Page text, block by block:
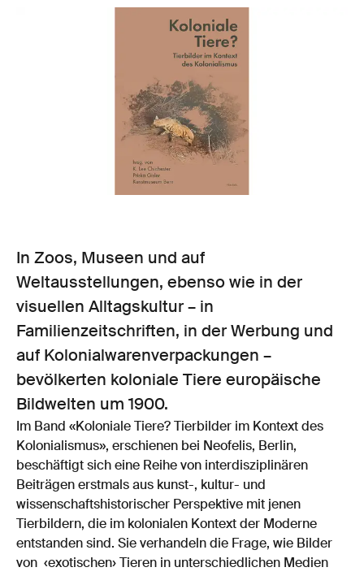
In Zoos, Museen und auf
Weltausstellungen, ebenso wie in der
visuellen Alltagskultur – in
Familienzeitschriften, in der Werbung und
auf Kolonialwarenverpackungen –
bevölkerten koloniale Tiere europäische
Bildwelten um 1900.
Im Band «Koloniale Tiere? Tierbilder im Kontext des
Kolonialismus», erschienen bei Neofelis, Berlin,
beschäftigt sich eine Reihe von interdisziplinären
Beiträgen erstmals aus kunst-, kultur- und
wissenschaftshistorischer Perspektive mit jenen
Tierbildern, die im kolonialen Kontext der Moderne
entstanden sind. Sie verhandeln die Frage, wie Bilder
von ‹exotischen› Tieren in unterschiedlichen Medien